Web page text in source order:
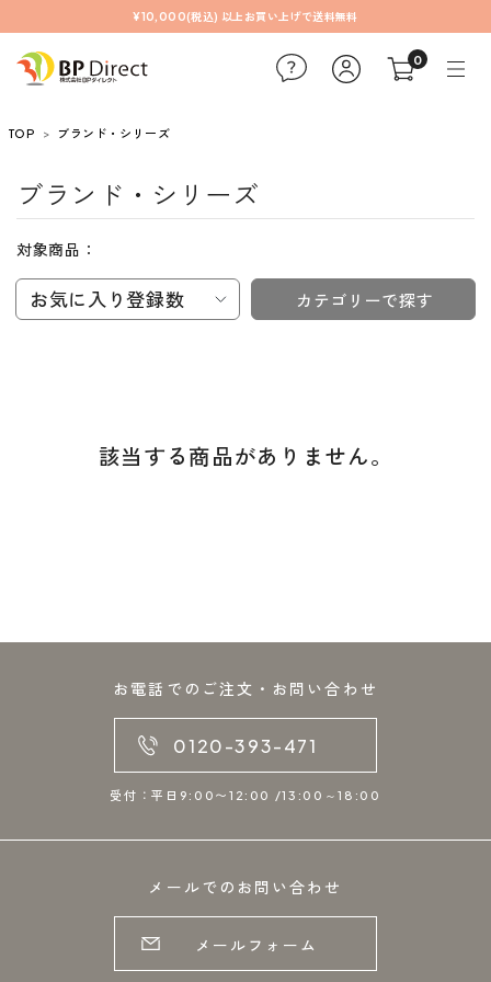
¥10,000(税込) 以上お買い上げで送料無料
0
TOP ブランド・シリーズ
ブランド・シリーズ
対象商品：
お気に入り登録数 カテゴリーで探す
該当する商品がありません。
お電話でのご注文・お問い合わせ
0120-393-471
受付：平日9:00〜12:00 /13:00～18:00
メールでのお問い合わせ
メールフォーム